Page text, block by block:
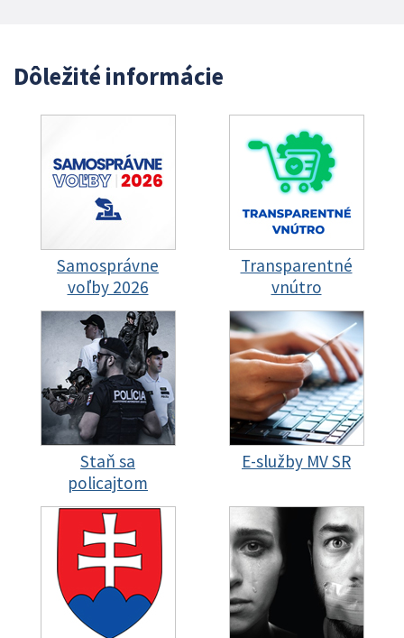
Dôležité informácie
Samosprávne
voľby 2026
Transparentné
vnútro
Staň sa
policajtom
E-služby MV SR